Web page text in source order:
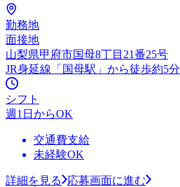
勤務地
面接地
山梨県甲府市国母8丁目21番25号
JR身延線「国母駅」から徒歩約5分
シフト
週1日からOK
交通費支給
未経験OK
詳細を見る
応募画面に進む